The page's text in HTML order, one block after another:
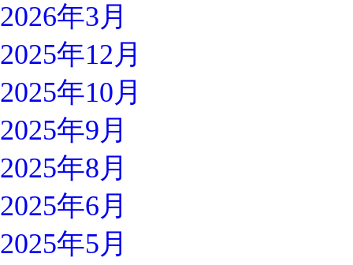
2026年3月
2025年12月
2025年10月
2025年9月
2025年8月
2025年6月
2025年5月